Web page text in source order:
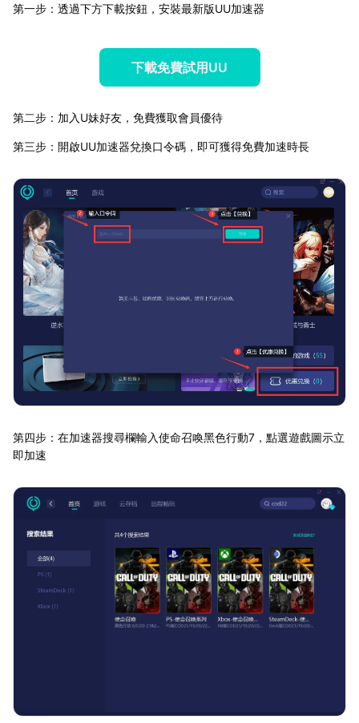
第一步：透過下方下載按鈕，安裝最新版UU加速器
下載免費試用UU
第二步：加入U妹好友，免費獲取會員優待
第三步：開啟UU加速器兌換口令碼，即可獲得免費加速時長
第四步：在加速器搜尋欄輸入使命召喚黑色行動7，點選遊戲圖示立
即加速